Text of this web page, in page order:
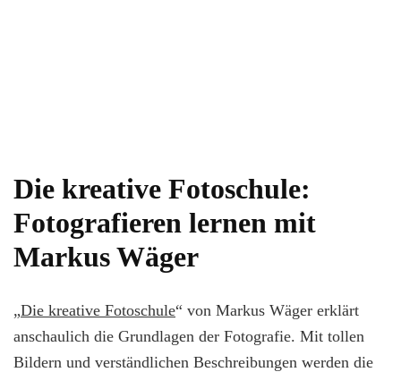
Die kreative Fotoschule:
Fotografieren lernen mit
Markus Wäger
„Die kreative Fotoschule“ von Markus Wäger erklärt
anschaulich die Grundlagen der Fotografie. Mit tollen
Bildern und verständlichen Beschreibungen werden die